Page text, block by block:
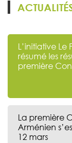
L’initiative Le
résumé les
première
La première
Arménien
12 mars